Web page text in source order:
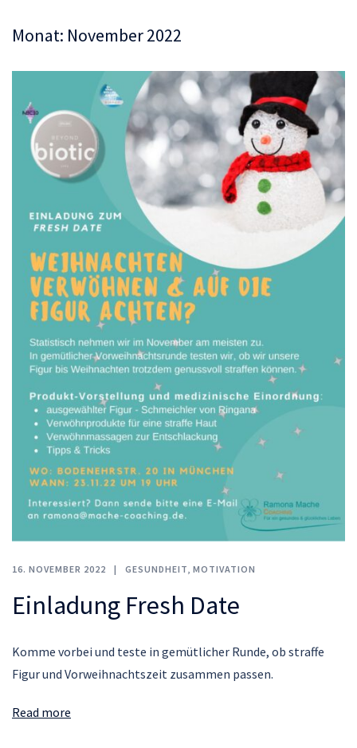
Monat: November 2022
16. NOVEMBER 2022 GESUNDHEIT MOTIVATION
Einladung Fresh Date
Komme vorbei und teste in gemütlicher Runde, ob straffe
Figur und Vorweihnachtszeit zusammen passen.
Read more